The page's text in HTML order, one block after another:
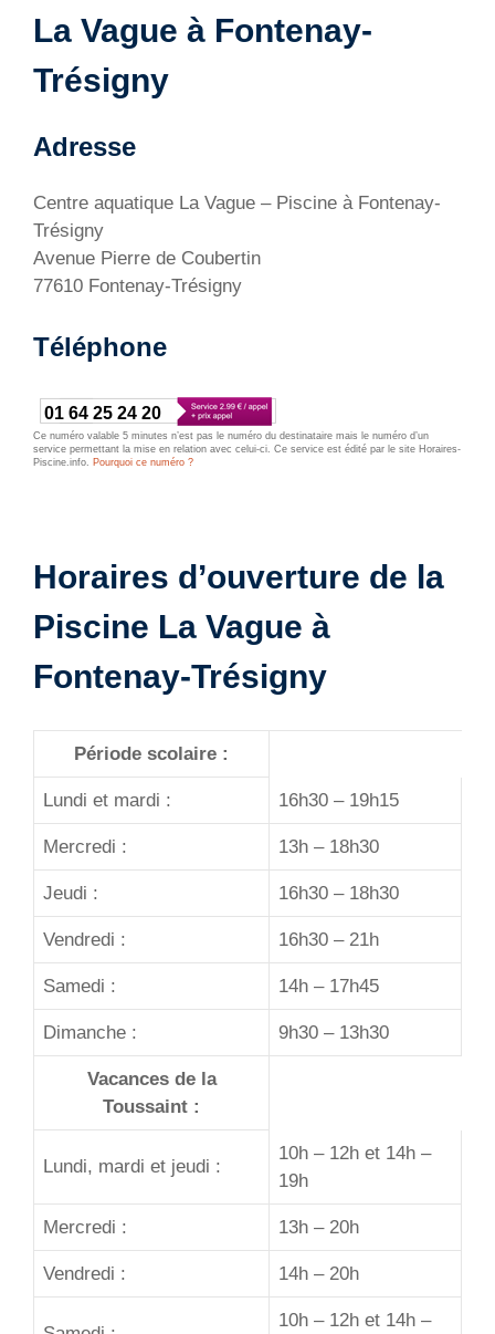
La Vague à Fontenay-
Trésigny
Adresse
Centre aquatique La Vague – Piscine à Fontenay-
Trésigny
Avenue Pierre de Coubertin
77610 Fontenay-Trésigny
Téléphone
01 64 25 24 20
Ce numéro valable 5 minutes n’est pas le numéro du destinataire mais le numéro d’un
service permettant la mise en relation avec celui-ci. Ce service est édité par le site Horaires-
Piscine.info. Pourquoi ce numéro ?
Horaires d’ouverture de la
Piscine La Vague à
Fontenay-Trésigny
Période scolaire :
Lundi et mardi : 16h30 – 19h15
Mercredi : 13h – 18h30
Jeudi : 16h30 – 18h30
Vendredi : 16h30 – 21h
Samedi : 14h – 17h45
Dimanche : 9h30 – 13h30
Vacances de la
Toussaint :
Lundi, mardi et jeudi :
10h – 12h et 14h –
19h
Mercredi : 13h – 20h
Vendredi : 14h – 20h
10h – 12h et 14h –